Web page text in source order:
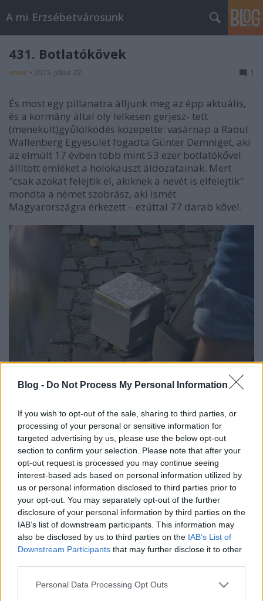
Blog - Do Not Process My Personal Information
If you wish to opt-out of the sale, sharing to third parties, or
processing of your personal or sensitive information for
targeted advertising by us, please use the below opt-out
section to confirm your selection. Please note that after your
opt-out request is processed you may continue seeing
interest-based ads based on personal information utilized by
us or personal information disclosed to third parties prior to
your opt-out. You may separately opt-out of the further
disclosure of your personal information by third parties on the
IAB’s list of downstream participants. This information may
also be disclosed by us to third parties on the IAB’s List of
Downstream Participants that may further disclose it to other
Please note that this website/app uses one or more Google
Personal Data Processing Opt Outs
A mi Erzsébetvárosunk
431. Botlatókövek
amier • 2015. július 22. 1
És most egy pillanatra álljunk meg az épp aktuális,
és a kormány által oly lelkesen gerjesz- tett
(menekült)gyűlölködés közepette: vasárnap a Raoul
Wallenberg Egyesület fogadta Günter Demniget, aki
az elmúlt 17 évben több mint 53 ezer botlatókővel
állított emléket a holokauszt áldozatainak. Mert
"csak azokat felejtik el, akiknek a nevét is elfelejtik"
mondta a német szobrász, aki ismét
Magyarországra érkezett – ezúttal 77 darab kővel.
Egy kő, egy név, egy emlék -
Stolpersteine/Botlatókövek 2015 projekt keretében a
holo- kauszt zsidó és roma áldozatainak emlékére
Budapesten, Szegeden és Nagykanizsán 56
helyszínen 77 követ helyeznek el, ebbőla fővárosi
házak előtt 44-et.A kerületben eddig 17
botlatókövet láthattunk az áldozatok egykori
lakóhelye előtt – így többek között aDohány
utcábanés aBethlen Gábor téren– most már a
Király utca 51-ben Kis Pálra (1890-1945) és Kis Pálné
szül. Klein Ilonára (1896-1944) is emlékezhetünk.